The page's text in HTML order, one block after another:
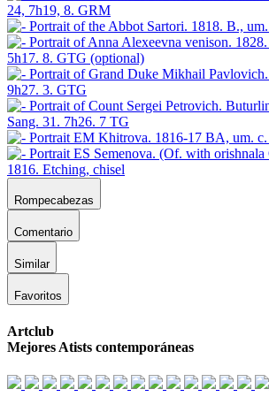
Rompecabezas
Comentario
Similar
Favoritos
Artclub
Mejores Atists contemporáneas